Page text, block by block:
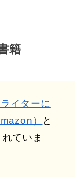
籍
イターに
）
と
ていま